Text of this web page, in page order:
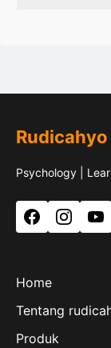
Rudicahyo
Psychology |
FacebookInstagram
Home
Tentang
Produk